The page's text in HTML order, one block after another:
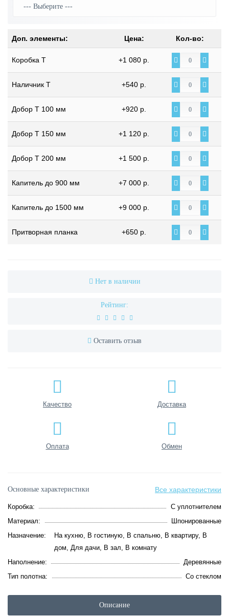
Доп. элементы: Цена: Кол-во:
Коробка Т +1 080 р.
Наличник Т +540 р.
Добор Т 100 мм +920 р.
Добор Т 150 мм +1 120 р.
Добор Т 200 мм +1 500 р.
Капитель до 900 мм +7 000 р.
Капитель до 1500 мм +9 000 р.
Притворная планка +650 р.
Нет в наличии
Рейтинг:
Оставить отзыв
Качество Доставка
Оплата Обмен
Основные характеристики Все характеристики
Коробка:
С уплотнителем
Материал:
Шпонированные
Назначение:
На кухню, В гостиную, В спальню, В квартиру, В
дом, Для дачи, В зал, В комнату
Наполнение:
Деревянные
Тип полотна:
Со стеклом
Описание